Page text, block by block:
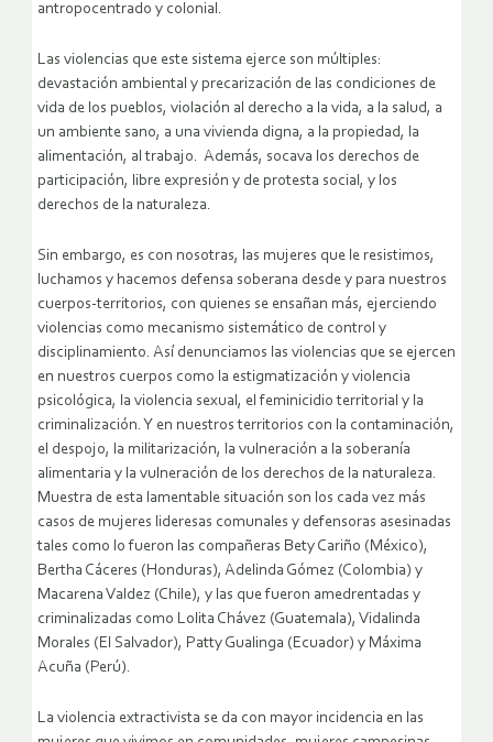
antropocentrado y colonial.
Las violencias que este sistema ejerce son múltiples:
devastación ambiental y precarización de las condiciones de
vida de los pueblos, violación al derecho a la vida, a la salud, a
un ambiente sano, a una vivienda digna, a la propiedad, la
alimentación, al trabajo. Además, socava los derechos de
participación, libre expresión y de protesta social, y los
derechos de la naturaleza.
Sin embargo, es con nosotras, las mujeres que le resistimos,
luchamos y hacemos defensa soberana desde y para nuestros
cuerpos-territorios, con quienes se ensañan más, ejerciendo
violencias como mecanismo sistemático de control y
disciplinamiento. Así denunciamos las violencias que se ejercen
en nuestros cuerpos como la estigmatización y violencia
psicológica, la violencia sexual, el feminicidio territorial y la
criminalización. Y en nuestros territorios con la contaminación,
el despojo, la militarización, la vulneración a la soberanía
alimentaria y la vulneración de los derechos de la naturaleza.
Muestra de esta lamentable situación son los cada vez más
casos de mujeres lideresas comunales y defensoras asesinadas
tales como lo fueron las compañeras Bety Cariño (México),
Bertha Cáceres (Honduras), Adelinda Gómez (Colombia) y
Macarena Valdez (Chile), y las que fueron amedrentadas y
criminalizadas como Lolita Chávez (Guatemala), Vidalinda
Morales (El Salvador), Patty Gualinga (Ecuador) y Máxima
Acuña (Perú).
La violencia extractivista se da con mayor incidencia en las